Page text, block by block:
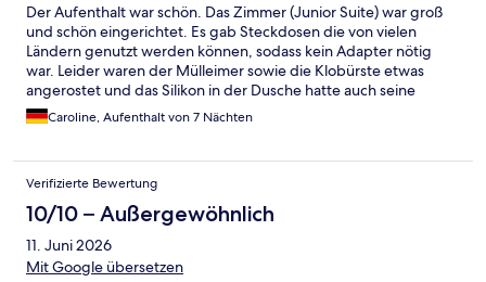
Der Aufenthalt war schön. Das Zimmer (Junior Suite) war groß
und schön eingerichtet. Es gab Steckdosen die von vielen
Ländern genutzt werden können, sodass kein Adapter nötig
war. Leider waren der Mülleimer sowie die Klobürste etwas
angerostet und das Silikon in der Dusche hatte auch seine
besten Zeiten hinter sich. Das Personal war immer freundlich
und hilfsbereit. Der Innenhof mit Pool ist sehr grün und
wechselndes Obst/ Gemüse/ Gebäck/ Aufschnitt/warme
Speisen. Leider gab es kein Brot (Schwarzbrot/ Mischbrot) oder
normale Brötchen. Wir haben 1x dort zu Abend gegessen. Das
war sein Geld leider nicht wert. Leider hat das Hotel keinen
Parkplatz. Wir hatten einen Mietwagen und mussten in den
umliegenden Straßen täglich nach einem Parkplatz suchen. Dies
Caroline, Aufenthalt von 7 Nächten
Verifizierte Bewertung
10/10 – Außergewöhnlich
11. Juni 2026
Mit Google übersetzen